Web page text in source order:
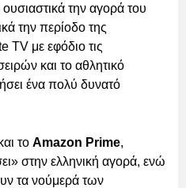
ουσιαστικά την αγορά του
την περίοδο της
με εφόδιο τις
και το αθλητικό
ένα πολύ δυνατό
το Amazon Prime,
στην ελληνική αγορά, ενώ
τα νούμερά των